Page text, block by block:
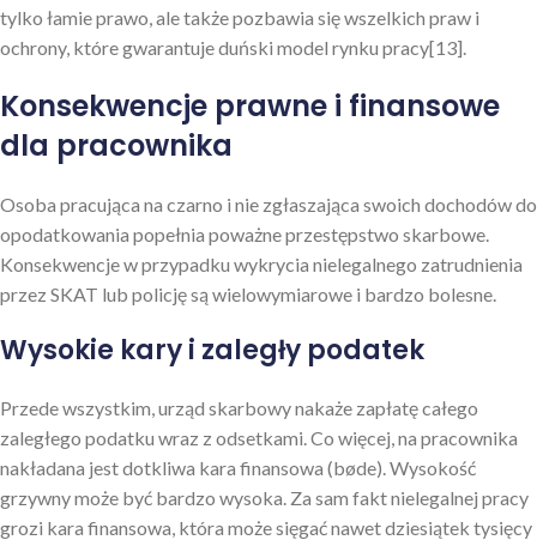
tylko łamie prawo, ale także pozbawia się wszelkich praw i
ochrony, które gwarantuje duński model rynku pracy[13].
Konsekwencje prawne i finansowe
dla pracownika
Osoba pracująca na czarno i nie zgłaszająca swoich dochodów do
opodatkowania popełnia poważne przestępstwo skarbowe.
Konsekwencje w przypadku wykrycia nielegalnego zatrudnienia
przez SKAT lub policję są wielowymiarowe i bardzo bolesne.
Wysokie kary i zaległy podatek
Przede wszystkim, urząd skarbowy nakaże zapłatę całego
zaległego podatku wraz z odsetkami. Co więcej, na pracownika
nakładana jest dotkliwa kara finansowa (bøde). Wysokość
grzywny może być bardzo wysoka. Za sam fakt nielegalnej pracy
grozi kara finansowa, która może sięgać nawet dziesiątek tysięcy